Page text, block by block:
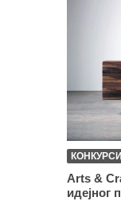
КОНКУРСИ
Arts &
идејног